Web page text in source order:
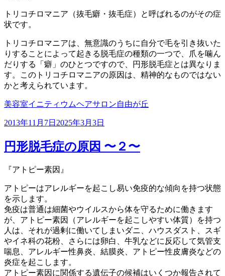
トリコチロマニア（抜毛癖・抜毛症）と呼ばれるのがその症
状です。
トリコチロマニアは、無意識のうちに自分で毛を引き抜いた
りすることによって起きる脱毛症の種類の一つで、爪を噛ん
だりする「癖」のひとつですので、円形脱毛症とは異なりま
す。このトリコチロマニアの原因は、精神的なものではない
かと考えられています。
美容室イニティウムヘアサロン自由が丘
投
日:
2013年11月7日 2025年3月3日
円形脱毛症の原因 〜２〜
『アトピー素因』
アトピーはアレルギーを起こし易い免疫的な傾向を持つ状態
を示します。
免疫は普通は細菌やウイルスから体を守るために働きます
が、アトピー素因（アレルギーを起こしやすい体質）を持つ
人は、それが過剰に働いてしまいダニ、ハウスダスト、スギ
やイネ科の花粉、さらには卵白、牛乳などに反応して気管支
喘息、アレルギー性鼻炎、結膜炎、アトピー性皮膚炎などの
炎症を起こします。
アトピー素因に関係する遺伝子の候補はいくつか報告されて